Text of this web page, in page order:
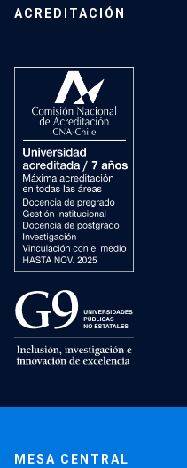
ACREDITACIÓN
MESA CENTRAL